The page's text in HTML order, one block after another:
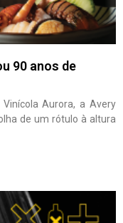
90 anos de
Aurora, a Avery
de um rótulo à altura